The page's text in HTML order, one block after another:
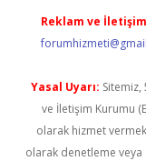
Reklam ve
Yasal Uyarı: Sitemiz,
ve İletişim Kurumu
olarak hizmet
olarak denetleme veya